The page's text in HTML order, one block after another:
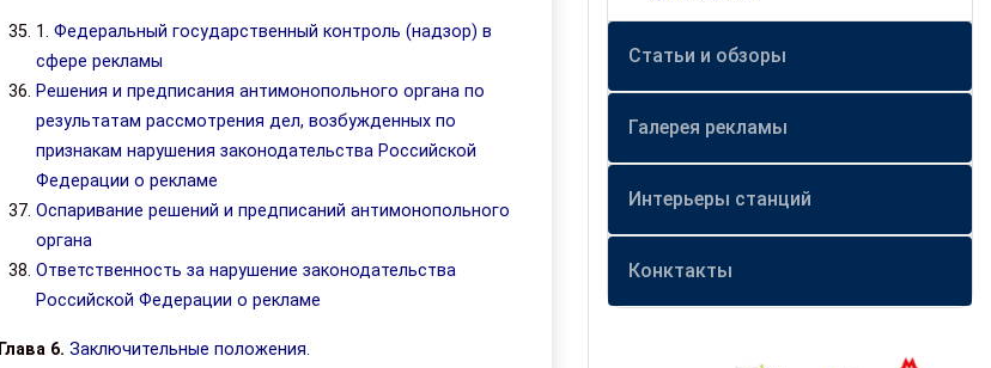
1. Федеральный государственный контроль (надзор) в
сфере рекламы
Решения и предписания антимонопольного органа по
результатам рассмотрения дел, возбужденных по
признакам нарушения законодательства Российской
Федерации о рекламе
Оспаривание решений и предписаний антимонопольного
органа
Ответственность за нарушение законодательства
Российской Федерации о рекламе
Глава 6. Заключительные положения.
Статьи и обзоры
Галерея рекламы
Интерьеры станций
Конктакты